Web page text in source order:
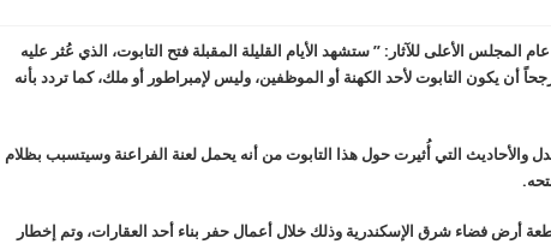
الأعلى للآثار: ” ستشهد الأيام القليلة المقبلة فتح التابوت، الذي عُثر عليه
أن يكون التابوت لأحد الكهنة أو الموظفين، وليس لإمبراطور أو ملك، كما تردد بأنه
والأحاديث التي أُثيرت حول هذا التابوت من أنه يحمل لعنة الفراعنة وسيتسبب بظلام
أرض فضاء شرق الإسكندرية وذلك خلال أعمال حفر بناء أحد العقارات، وتم إخطار